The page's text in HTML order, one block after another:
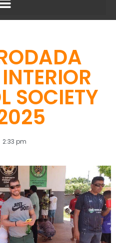
SOCIETY
2:33 pm